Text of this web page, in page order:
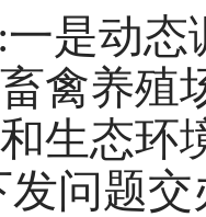
是动态
禽养殖
生态环
发问题